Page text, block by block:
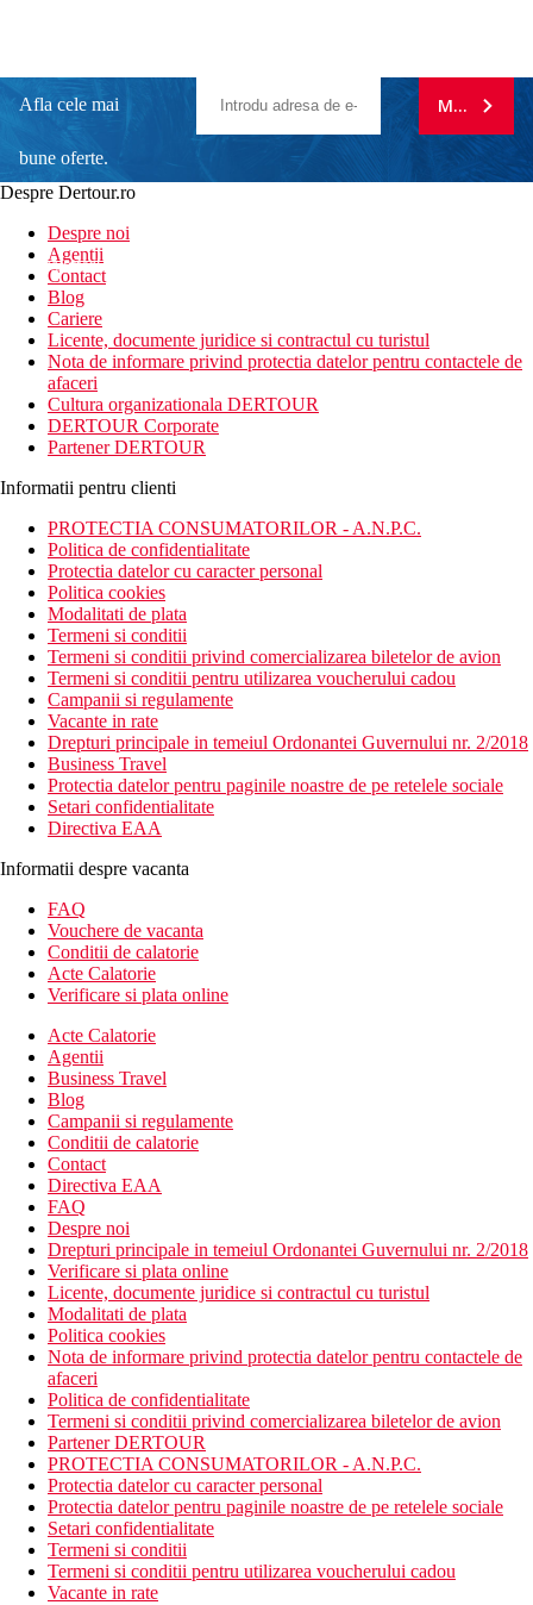
Afla cele mai
bune oferte.
newsletter!
MA
Despre Dertour.ro
Despre noi
Agentii
Contact
Blog
Cariere
Licente, documente juridice si contractul cu turistul
Nota de informare privind protectia datelor pentru contactele de
afaceri
Cultura organizationala DERTOUR
DERTOUR Corporate
Partener DERTOUR
Informatii pentru clienti
PROTECTIA CONSUMATORILOR - A.N.P.C.
Politica de confidentialitate
Protectia datelor cu caracter personal
Politica cookies
Modalitati de plata
Termeni si conditii
Termeni si conditii privind comercializarea biletelor de avion
Termeni si conditii pentru utilizarea voucherului cadou
Campanii si regulamente
Vacante in rate
Drepturi principale in temeiul Ordonantei Guvernului nr. 2/2018
Business Travel
Protectia datelor pentru paginile noastre de pe retelele sociale
Setari confidentialitate
Directiva EAA
Informatii despre vacanta
FAQ
Vouchere de vacanta
Conditii de calatorie
Acte Calatorie
Verificare si plata online
Acte Calatorie
Agentii
Business Travel
Blog
Campanii si regulamente
Conditii de calatorie
Contact
Directiva EAA
FAQ
Despre noi
Drepturi principale in temeiul Ordonantei Guvernului nr. 2/2018
Verificare si plata online
Licente, documente juridice si contractul cu turistul
Modalitati de plata
Politica cookies
Nota de informare privind protectia datelor pentru contactele de
afaceri
Politica de confidentialitate
Termeni si conditii privind comercializarea biletelor de avion
Partener DERTOUR
PROTECTIA CONSUMATORILOR - A.N.P.C.
Protectia datelor cu caracter personal
Protectia datelor pentru paginile noastre de pe retelele sociale
Setari confidentialitate
Termeni si conditii
Termeni si conditii pentru utilizarea voucherului cadou
Vacante in rate